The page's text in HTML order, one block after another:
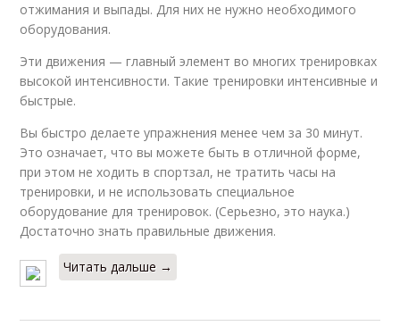
отжимания и выпады. Для них не нужно необходимого
оборудования.
Эти движения — главный элемент во многих тренировках
высокой интенсивности. Такие тренировки интенсивные и
быстрые.
Вы быстро делаете упражнения менее чем за 30 минут.
Это означает, что вы можете быть в отличной форме,
при этом не ходить в спортзал, не тратить часы на
тренировки, и не использовать специальное
оборудование для тренировок. (Серьезно, это наука.)
Достаточно знать правильные движения.
Читать дальше →